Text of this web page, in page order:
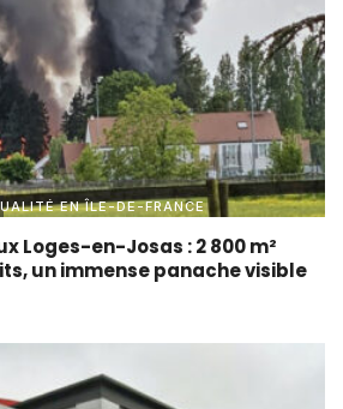
EN ÎLE-DE-FRANCE
Loges-en-Josas : 2 800 m²
un immense panache visible